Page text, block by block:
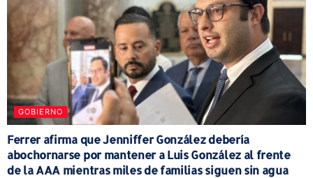
GOBIERNO
Ferrer afirma que Jenniffer González debería
abochornarse por mantener a Luis González al frente
de la AAA mientras miles de familias siguen sin agua